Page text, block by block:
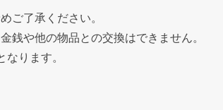
ご了承ください。
銭や他の物品との交換はできません。
なります。